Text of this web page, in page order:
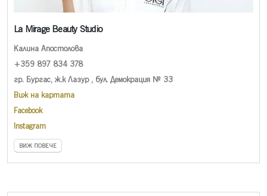
La Mirage Beauty Studio
Калина Апостолова
+359 897 834 378
гр. Бургас, ж.к Лазур , бул. Демокрация № 33
Виж на картата
Facebook
Instagram
ВИЖ ПОВЕЧЕ